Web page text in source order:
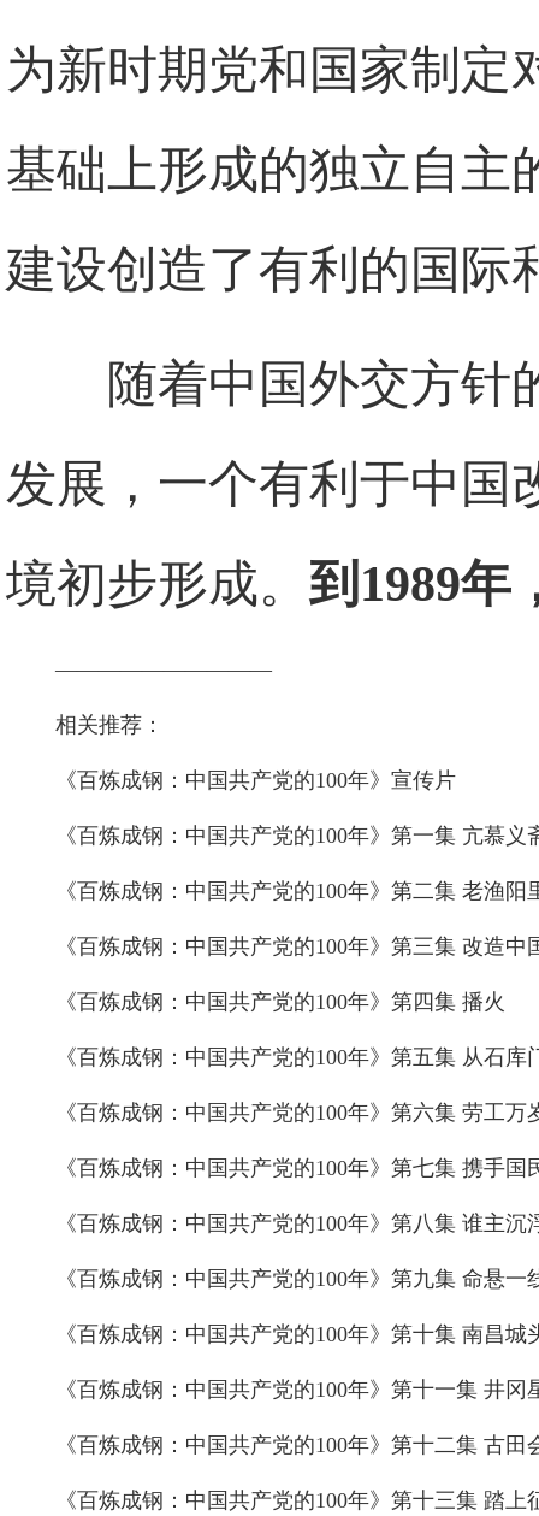
为新时期党和国家制定
基础上形成的独立自主
建设创造了有利的国际
随着中国外交方针
发展，一个有利于中国
境初步形成。 到1989年